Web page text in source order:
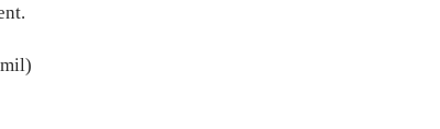
mil)